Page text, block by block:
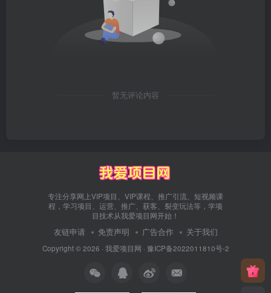
暂无评论内容
专注分享网上VIP项目、VIP课程、推广引流、短视频课
程，学习项目、运营、推广、获客、裂变玩法等，学项
目技术从我爱项目网开始！
友链申请 免责声明 广告合作 关于我们
Copyright © 2026 · 我爱项目网 · 豫ICP备2022011810号-2